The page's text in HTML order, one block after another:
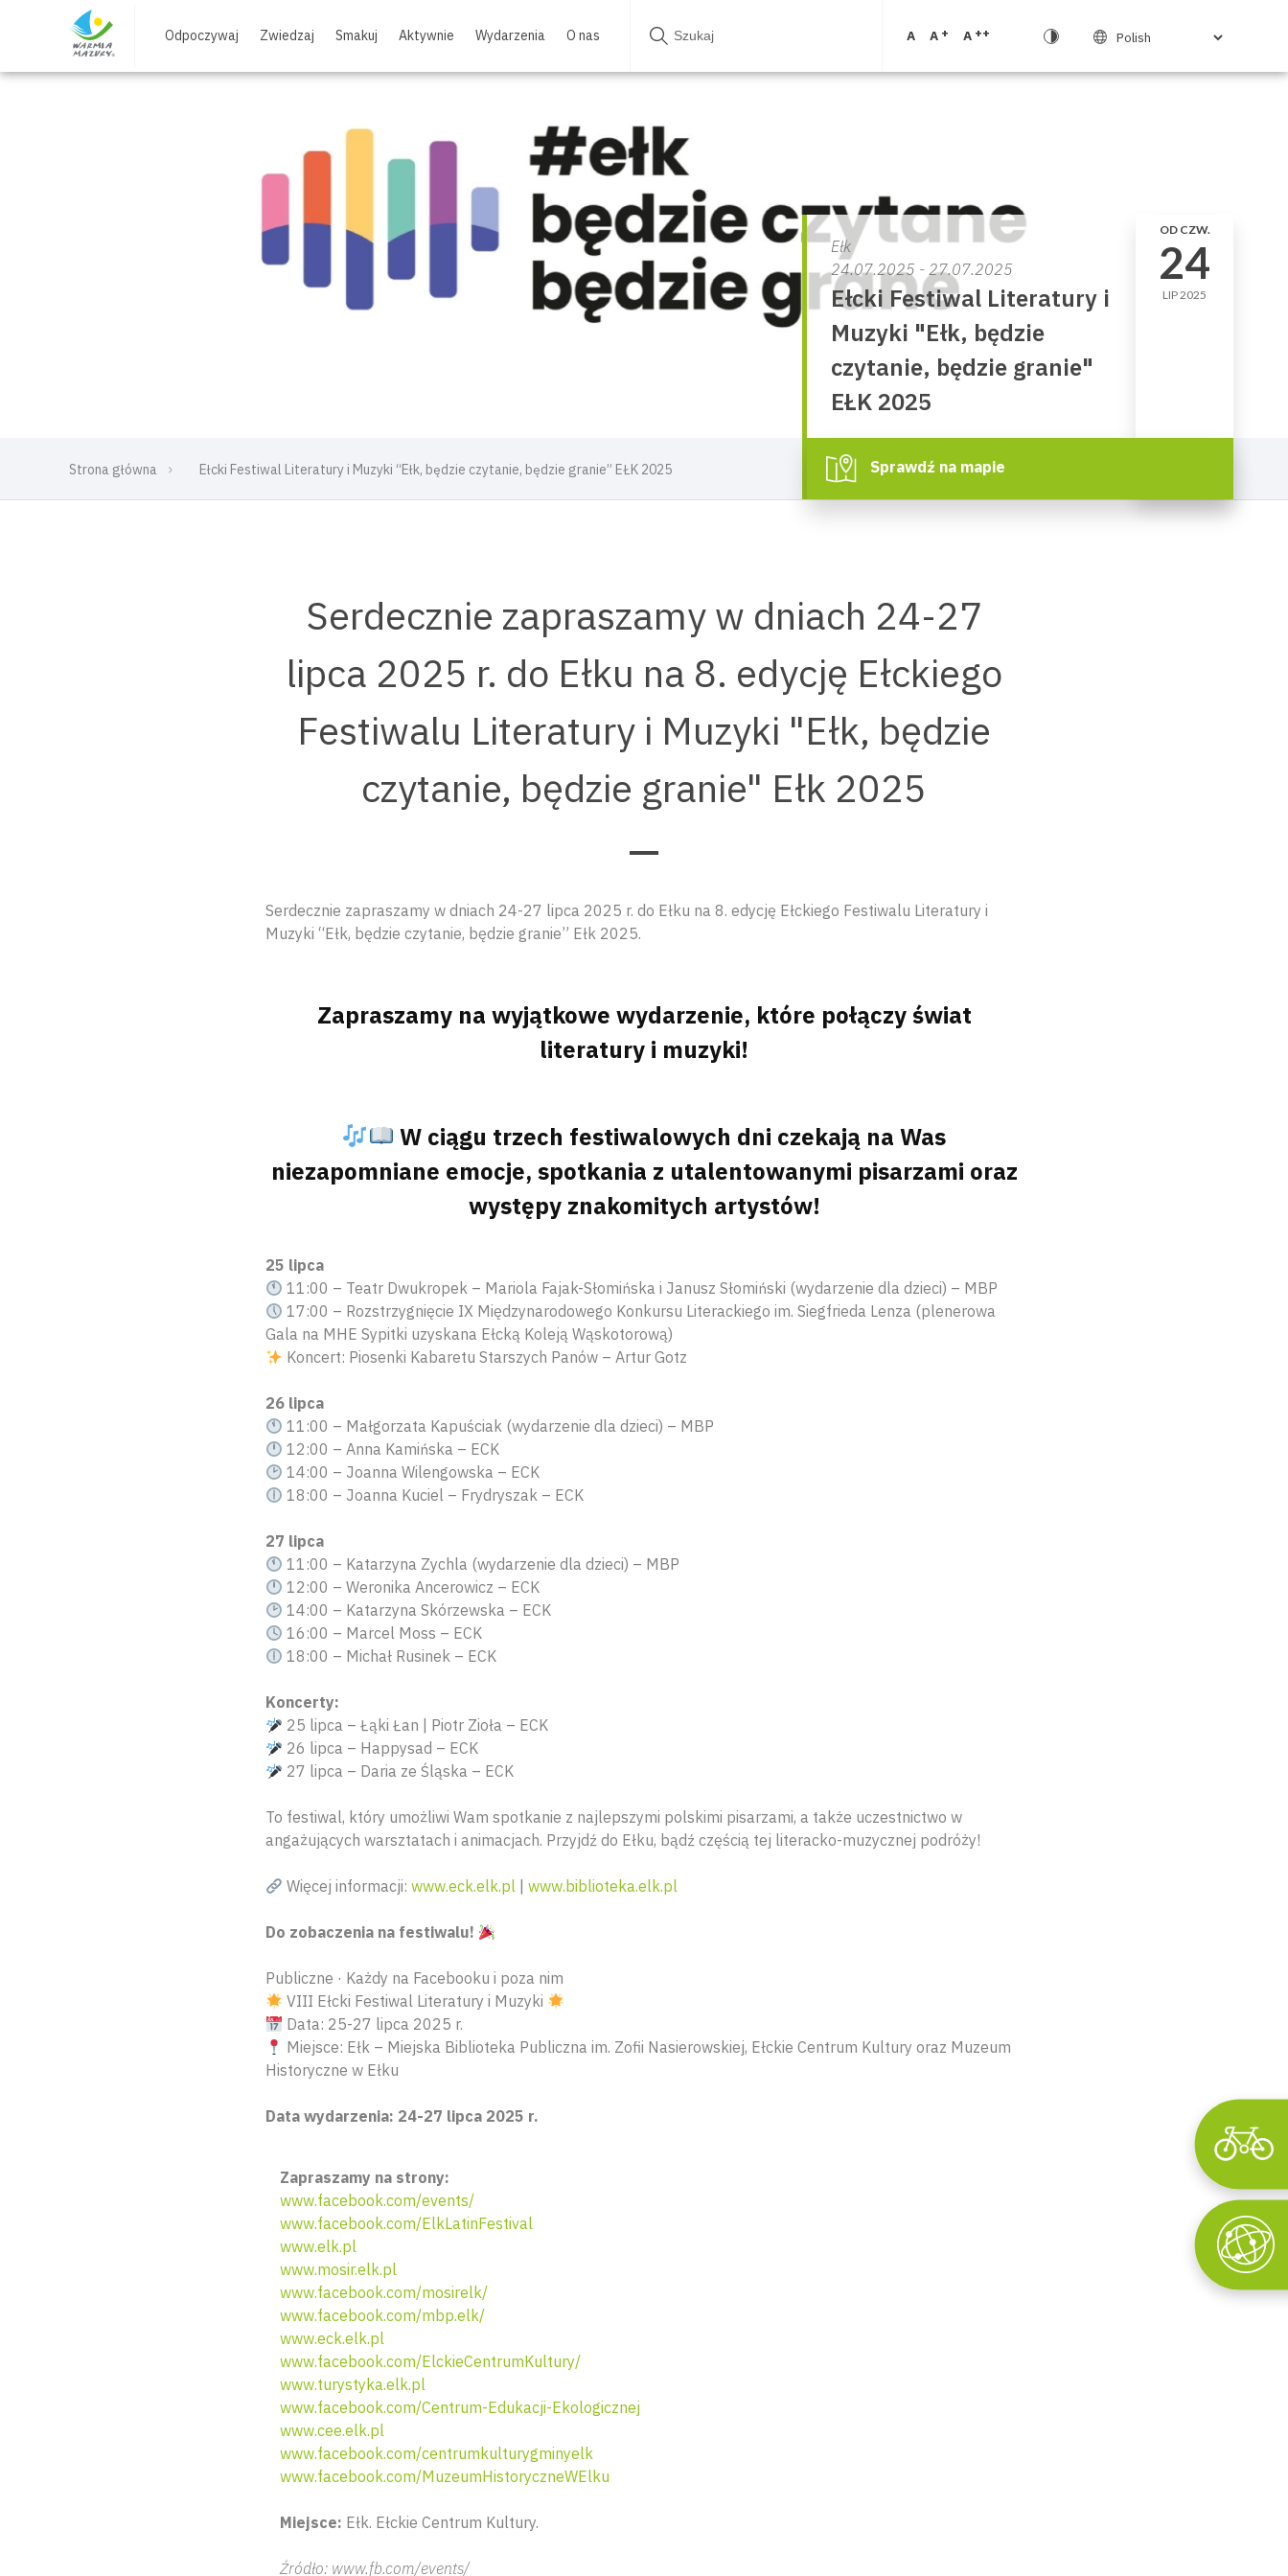
Odpoczywaj Zwiedzaj Smakuj Aktywnie Wydarzenia O nas A A + A ++
Strona główna Ełcki Festiwal Literatury i Muzyki “Ełk, będzie czytanie, będzie granie” EŁK 2025
Ełk
24.07.2025 - 27.07.2025
Ełcki Festiwal Literatury i
Muzyki "Ełk, będzie
czytanie, będzie granie"
EŁK 2025
OD CZW.
24
LIP 2025
Sprawdź na mapie
Serdecznie zapraszamy w dniach 24-27
lipca 2025 r. do Ełku na 8. edycję Ełckiego
Festiwalu Literatury i Muzyki "Ełk, będzie
czytanie, będzie granie" Ełk 2025
Serdecznie zapraszamy w dniach 24-27 lipca 2025 r. do Ełku na 8. edycję Ełckiego Festiwalu Literatury i
Muzyki “Ełk, będzie czytanie, będzie granie” Ełk 2025.
Zapraszamy na wyjątkowe wydarzenie, które połączy świat
literatury i muzyki!
W ciągu trzech festiwalowych dni czekają na Was
niezapomniane emocje, spotkania z utalentowanymi pisarzami oraz
występy znakomitych artystów!
25 lipca
11:00 – Teatr Dwukropek – Mariola Fajak-Słomińska i Janusz Słomiński (wydarzenie dla dzieci) – MBP
17:00 – Rozstrzygnięcie IX Międzynarodowego Konkursu Literackiego im. Siegfrieda Lenza (plenerowa
Gala na MHE Sypitki uzyskana Ełcką Koleją Wąskotorową)
Koncert: Piosenki Kabaretu Starszych Panów – Artur Gotz
26 lipca
11:00 – Małgorzata Kapuściak (wydarzenie dla dzieci) – MBP
12:00 – Anna Kamińska – ECK
14:00 – Joanna Wilengowska – ECK
18:00 – Joanna Kuciel – Frydryszak – ECK
27 lipca
11:00 – Katarzyna Zychla (wydarzenie dla dzieci) – MBP
12:00 – Weronika Ancerowicz – ECK
14:00 – Katarzyna Skórzewska – ECK
16:00 – Marcel Moss – ECK
18:00 – Michał Rusinek – ECK
Koncerty:
25 lipca – Łąki Łan | Piotr Zioła – ECK
26 lipca – Happysad – ECK
27 lipca – Daria ze Śląska – ECK
To festiwal, który umożliwi Wam spotkanie z najlepszymi polskimi pisarzami, a także uczestnictwo w
angażujących warsztatach i animacjach. Przyjdź do Ełku, bądź częścią tej literacko-muzycznej podróży!
Więcej informacji:www.eck.elk.pl |www.biblioteka.elk.pl
Do zobaczenia na festiwalu!
Publiczne · Każdy na Facebooku i poza nim
VIII Ełcki Festiwal Literatury i Muzyki
Data: 25-27 lipca 2025 r.
Miejsce: Ełk – Miejska Biblioteka Publiczna im. Zofii Nasierowskiej, Ełckie Centrum Kultury oraz Muzeum
Historyczne w Ełku
Data wydarzenia: 24-27 lipca 2025 r.
Zapraszamy na strony:
www.facebook.com/events/
www.facebook.com/ElkLatinFestival
www.elk.pl
www.mosir.elk.pl
www.facebook.com/mosirelk/
www.facebook.com/mbp.elk/
www.eck.elk.pl
www.facebook.com/ElckieCentrumKultury/
www.turystyka.elk.pl
www.facebook.com/Centrum-Edukacji-Ekologicznej
www.cee.elk.pl
www.facebook.com/centrumkulturygminyelk
www.facebook.com/MuzeumHistoryczneWElku
Miejsce: Ełk. Ełckie Centrum Kultury.
Źródło: www.fb.com/events/
Wyszukaj